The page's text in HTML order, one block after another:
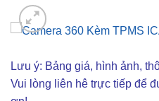
Lưu ý: Bảng giá, hình ảnh,
Vui lòng liên hê trực tiếp để